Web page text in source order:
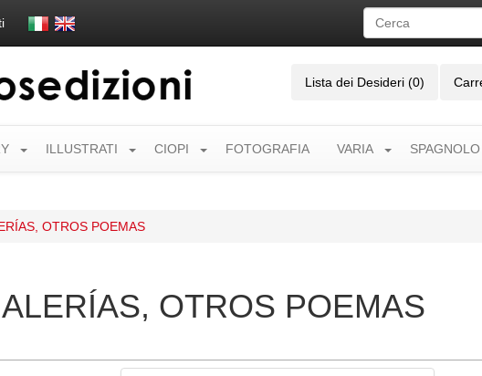
Lista dei Desideri (0)
ILLUSTRATI CIOPI FOTOGRAFIA VARIA SPAGNOLO
OTROS POEMAS
OTROS POEMAS